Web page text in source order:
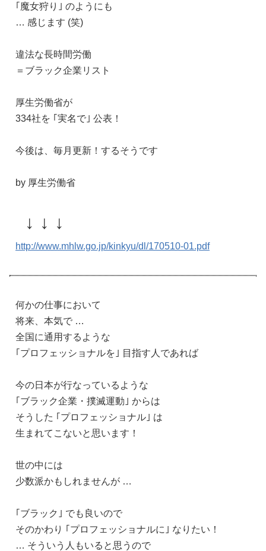
｢魔女狩り｣ のようにも
… 感じます (笑)
違法な長時間労働
＝ブラック企業リスト
厚生労働省が
334社を ｢実名で｣ 公表！
今後は、毎月更新！するそうです
by 厚生労働省
↓ ↓ ↓
http://www.mhlw.go.jp/kinkyu/dl/170510-01.pdf
何かの仕事において
将来、本気で …
全国に通用するような
｢プロフェッショナルを｣ 目指す人であれば
今の日本が行なっているような
｢ブラック企業・撲滅運動｣ からは
そうした ｢プロフェッショナル｣ は
生まれてこないと思います！
世の中には
少数派かもしれませんが …
｢ブラック｣ でも良いので
そのかわり ｢プロフェッショナルに｣ なりたい！
… そういう人もいると思うので